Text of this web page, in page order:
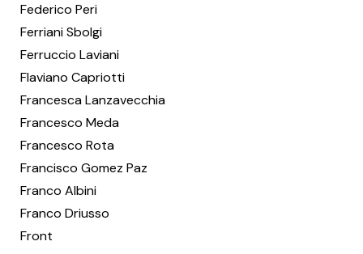
Federico Peri
Ferriani Sbolgi
Ferruccio Laviani
Flaviano Capriotti
Francesca Lanzavecchia
Francesco Meda
Francesco Rota
Francisco Gomez Paz
Franco Albini
Franco Driusso
Front